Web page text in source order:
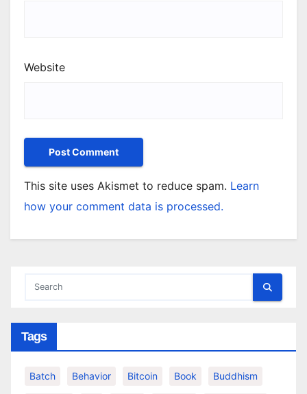
Website
This site uses Akismet to reduce spam. Learn
how your comment data is processed.
Tags
Batch Behavior Bitcoin Book Buddhism